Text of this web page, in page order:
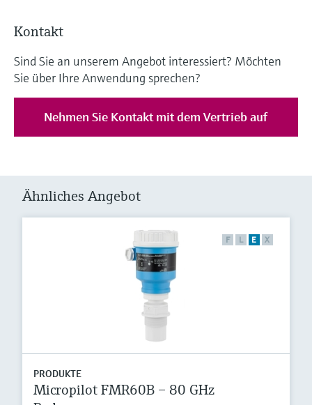
Kontakt
Sind Sie an unserem Angebot interessiert? Möchten
Sie über Ihre Anwendung sprechen?
Nehmen Sie Kontakt mit dem Vertrieb auf
Ähnliches Angebot
F L E X
PRODUKTE
Micropilot FMR60B – 80 GHz